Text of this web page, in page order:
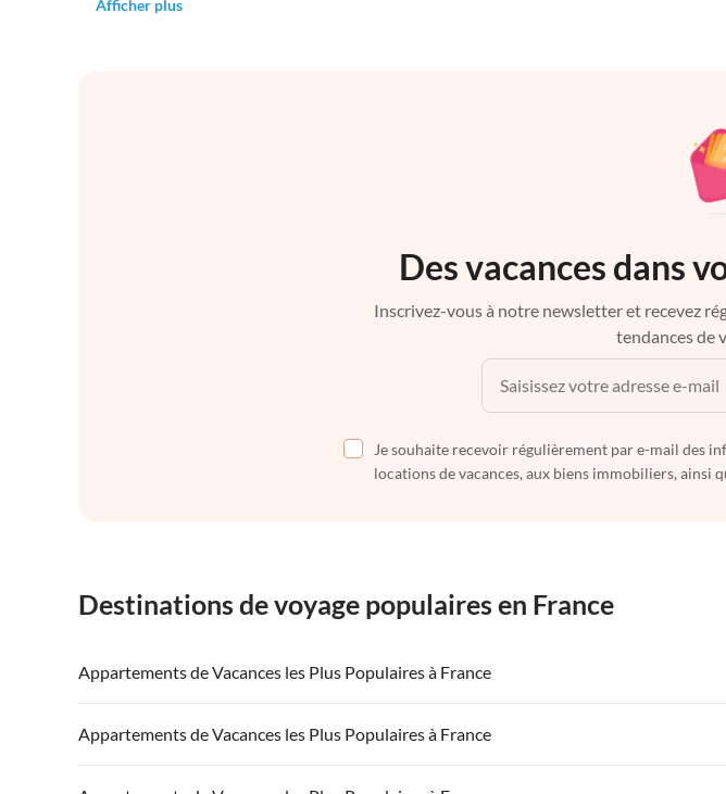
Afficher plus
Des vacances dans
Inscrivez-vous à notre newsletter et recevez
tendances de
Je souhaite recevoir régulièrement par e-mail des
locations de vacances, aux biens immobiliers, ainsi
Destinations de voyage populaires en France
Appartements de Vacances les Plus Populaires à France
Appartements de Vacances à France Appartements de Vacances à Paris-Ile de France
Appartements de Vacances à Côte atlantique Appartements de Vacances à la Normandie
Appartements de Vacances les Plus Populaires à France